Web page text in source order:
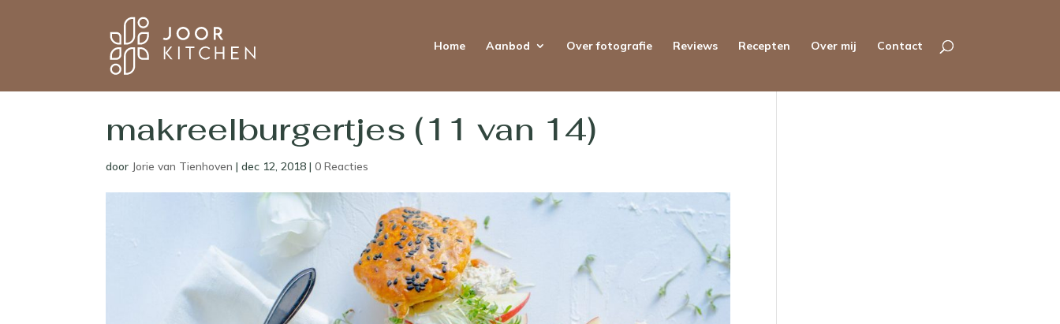
Home Aanbod Over fotografie Reviews Recepten Over mij Contact
makreelburgertjes (11 van 14)
door Jorie van Tienhoven |dec 12, 2018 |0 Reacties